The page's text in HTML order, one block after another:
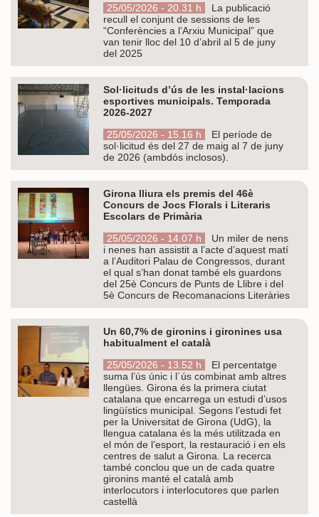
25/05/2026 - 20.31 h
La publicació
recull el conjunt de sessions de les
“Conferències a l’Arxiu Municipal” que
van tenir lloc del 10 d’abril al 5 de juny
del 2025
Sol·licituds d’ús de les instal·lacions
esportives municipals. Temporada
2026-2027
25/05/2026 - 15.16 h
El període de
sol·licitud és del 27 de maig al 7 de juny
de 2026 (ambdós inclosos).
Girona lliura els premis del 46è
Concurs de Jocs Florals i Literaris
Escolars de Primària
25/05/2026 - 14.07 h
Un miler de nens
i nenes han assistit a l’acte d’aquest matí
a l’Auditori Palau de Congressos, durant
el qual s’han donat també els guardons
del 25è Concurs de Punts de Llibre i del
5è Concurs de Recomanacions Literàries
Un 60,7% de gironins i gironines usa
habitualment el català
25/05/2026 - 13.52 h
El percentatge
suma l’ús únic i l´ús combinat amb altres
llengües. Girona és la primera ciutat
catalana que encarrega un estudi d’usos
lingüístics municipal. Segons l’estudi fet
per la Universitat de Girona (UdG), la
llengua catalana és la més utilitzada en
el món de l’esport, la restauració i en els
centres de salut a Girona. La recerca
també conclou que un de cada quatre
gironins manté el català amb
interlocutors i interlocutores que parlen
castellà